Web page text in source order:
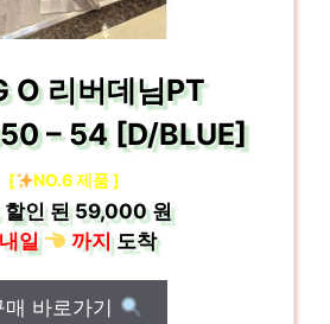
O 리버데님PT
– 54 [D/BLUE]
[ NO.6 제품 ]
할인 된59,000 원
내일
까지도착
매 바로가기